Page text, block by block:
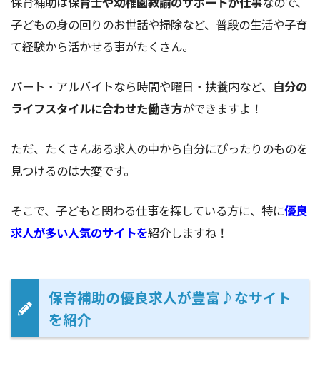
子どもの身の回りのお世話や掃除など、普段の生活や子育
て経験から活かせる事がたくさん。
パート・アルバイトなら時間や曜日・扶養内など、 自分の
ライフスタイルに合わせた働き方ができますよ！
ただ、たくさんある求人の中から自分にぴったりのものを
見つけるのは大変です。
そこで、子どもと関わる仕事を探している方に、特に優良
求人が多い人気のサイトを紹介しますね！
保育補助の優良求人が豊富♪なサイト
を紹介